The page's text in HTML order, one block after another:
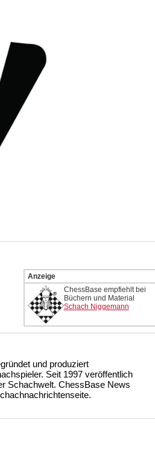
Anzeige
ChessBase empfiehlt bei
Büchern und Material
Schach Niggemann
und produziert
Seit 1997 veröffentlich
Schachwelt. ChessBase News